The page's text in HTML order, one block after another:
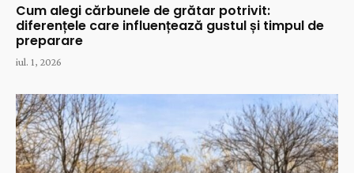
Cum alegi cărbunele de grătar potrivit:
diferențele care influențează gustul și timpul de
preparare
iul. 1, 2026